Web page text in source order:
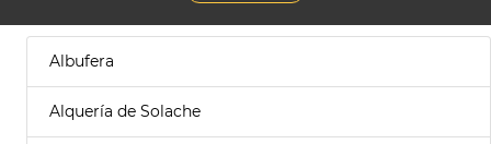
Albufera
Alquería de Solache